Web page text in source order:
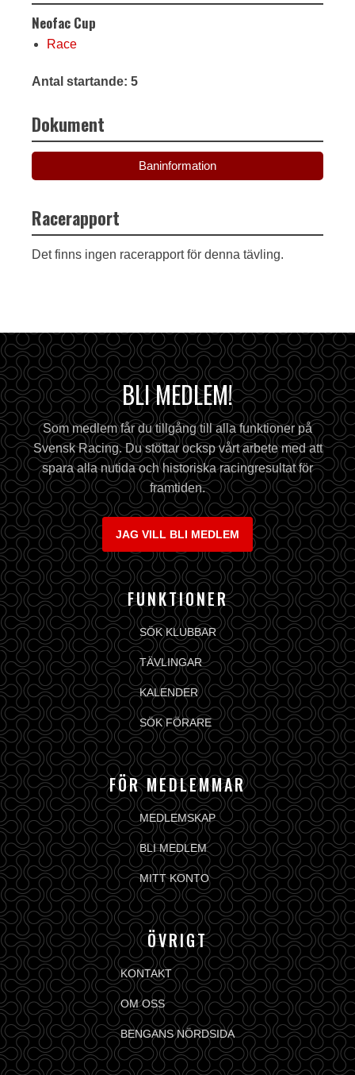
Neofac Cup
Race
Antal startande: 5
Dokument
Baninformation
Racerapport
Det finns ingen racerapport för denna tävling.
BLI MEDLEM!
Som medlem får du tillgång till alla funktioner på
Svensk Racing. Du stöttar ocksp vårt arbete med att
spara alla nutida och historiska racingresultat för
framtiden.
JAG VILL BLI MEDLEM
FUNKTIONER
SÖK KLUBBAR
TÄVLINGAR
KALENDER
SÖK FÖRARE
FÖR MEDLEMMAR
MEDLEMSKAP
BLI MEDLEM
MITT KONTO
ÖVRIGT
KONTAKT
OM OSS
BENGANS NÖRDSIDA